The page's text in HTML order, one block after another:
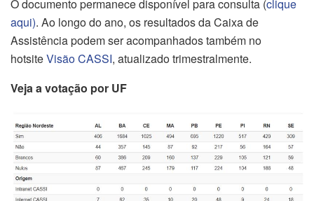
O documento permanece disponível para consulta (clique
aqui). Ao longo do ano, os resultados da Caixa de
Assistência podem ser acompanhados também no
hotsiteVisão CASSI, atualizado trimestralmente.
Veja a votação por UF